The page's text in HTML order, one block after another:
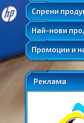
Спрени
Удължени и
Най-нови
Промоции и
Реклама